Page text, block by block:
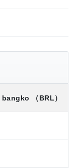
bangko （BRL）